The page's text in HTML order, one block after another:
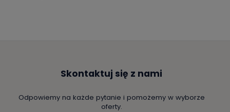
Skontaktuj się z nami
Odpowiemy na każde pytanie i pomożemy w wyborze
oferty.